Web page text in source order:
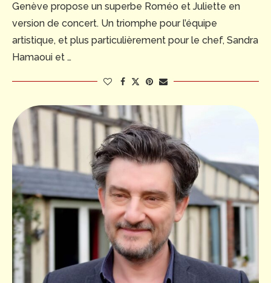
Genève propose un superbe Roméo et Juliette en
version de concert. Un triomphe pour l’équipe
artistique, et plus particulièrement pour le chef, Sandra
Hamaoui et …